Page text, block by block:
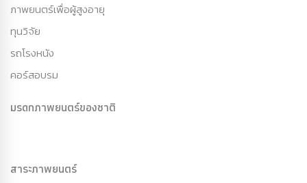
ภาพยนตร์เพื่อผู้สูงอายุ
ทุนวิจัย
รถโรงหนัง
คอร์สอบรม
มรดกภาพยนตร์ของชาติ
สาระภาพยนตร์